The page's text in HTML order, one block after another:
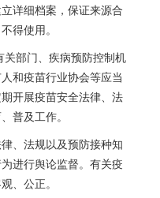
详细档案，保证来源合
得使用。
关部门、疾病预防控制机
和疫苗行业协会等应当
开展疫苗安全法律、法
普及工作。
、法规以及预防接种知
进行舆论监督。有关疫
、公正。